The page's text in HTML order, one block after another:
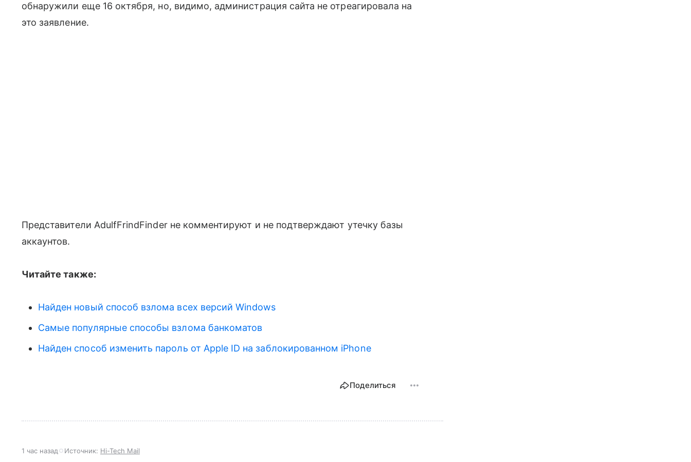
обнаружили еще 16 октября, но, видимо, администрация сайта не отреагировала на
это заявление.
Представители AdulfFrindFinder не комментируют и не подтверждают утечку базы
аккаунтов.
Читайте также:
Найден новый способ взлома всех версий Windows
Самые популярные способы взлома банкоматов
Найден способ изменить пароль от Apple ID на заблокированном iPhone
Поделиться
1 час назад Источник: Hi-Tech Mail